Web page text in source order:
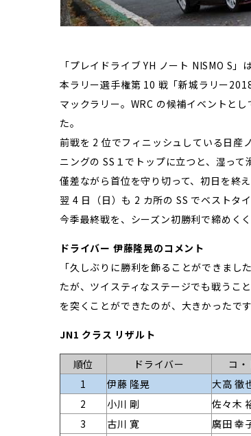
「プレイドライブ YH ノート NISMO S
本ラリー選手権第 10 戦「新城ラリー
マックラリー。WRC の候補イベントと
た。
前戦を 2 位でフィニッシュしている日産
ニングの SS１でトップに立つと、湿っ
僅差ながら首位を守り切って、初日を終え
翌 4 日（日）も 2 カ所の SS でベストタ
今季最終戦を、シーズン初勝利で締めくく
ドライバー 伊藤隆晃のコメント
「久しぶりに勝利を飾ることができま
たが、ツイスティなステージでも戦うこ
を突くことができたのが、大きかったです
JN1 クラス リザルト
順位 ドライバー コ
1
伊藤 隆晃 大高 徹
2
小川 剛 佐々木
3
古川 寛 廣田 幸